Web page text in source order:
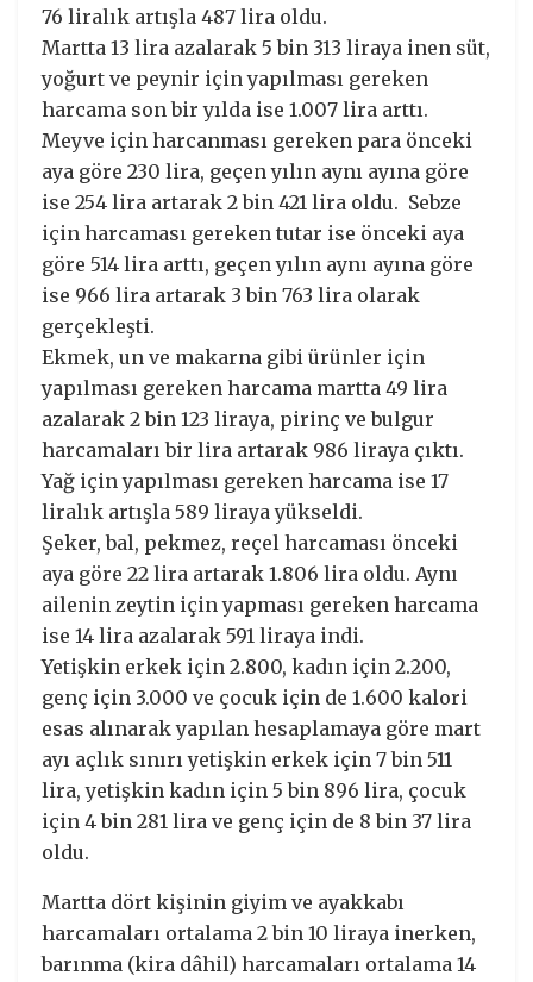
76 liralık artışla 487 lira oldu.
Martta 13 lira azalarak 5 bin 313 liraya inen süt,
yoğurt ve peynir için yapılması gereken
harcama son bir yılda ise 1.007 lira arttı.
Meyve için harcanması gereken para önceki
aya göre 230 lira, geçen yılın aynı ayına göre
ise 254 lira artarak 2 bin 421 lira oldu. Sebze
için harcaması gereken tutar ise önceki aya
göre 514 lira arttı, geçen yılın aynı ayına göre
ise 966 lira artarak 3 bin 763 lira olarak
gerçekleşti.
Ekmek, un ve makarna gibi ürünler için
yapılması gereken harcama martta 49 lira
azalarak 2 bin 123 liraya, pirinç ve bulgur
harcamaları bir lira artarak 986 liraya çıktı.
Yağ için yapılması gereken harcama ise 17
liralık artışla 589 liraya yükseldi.
Şeker, bal, pekmez, reçel harcaması önceki
aya göre 22 lira artarak 1.806 lira oldu. Aynı
ailenin zeytin için yapması gereken harcama
ise 14 lira azalarak 591 liraya indi.
Yetişkin erkek için 2.800, kadın için 2.200,
genç için 3.000 ve çocuk için de 1.600 kalori
esas alınarak yapılan hesaplamaya göre mart
ayı açlık sınırı yetişkin erkek için 7 bin 511
lira, yetişkin kadın için 5 bin 896 lira, çocuk
için 4 bin 281 lira ve genç için de 8 bin 37 lira
oldu.
Martta dört kişinin giyim ve ayakkabı
harcamaları ortalama 2 bin 10 liraya inerken,
barınma (kira dâhil) harcamaları ortalama 14